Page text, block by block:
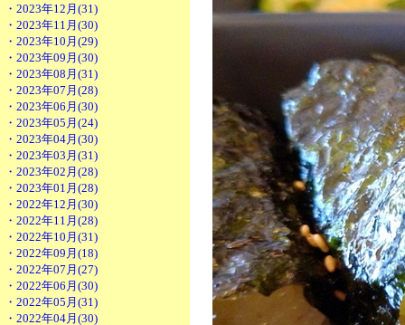
・2023年12月(31)
・2023年11月(30)
・2023年10月(29)
・2023年09月(30)
・2023年08月(31)
・2023年07月(28)
・2023年06月(30)
・2023年05月(24)
・2023年04月(30)
・2023年03月(31)
・2023年02月(28)
・2023年01月(28)
・2022年12月(30)
・2022年11月(28)
・2022年10月(31)
・2022年09月(18)
・2022年07月(27)
・2022年06月(30)
・2022年05月(31)
・2022年04月(30)